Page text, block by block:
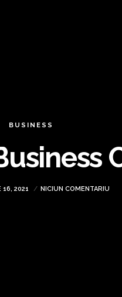
BUSINESS
16, 2021 NICIUN COMENTARIU